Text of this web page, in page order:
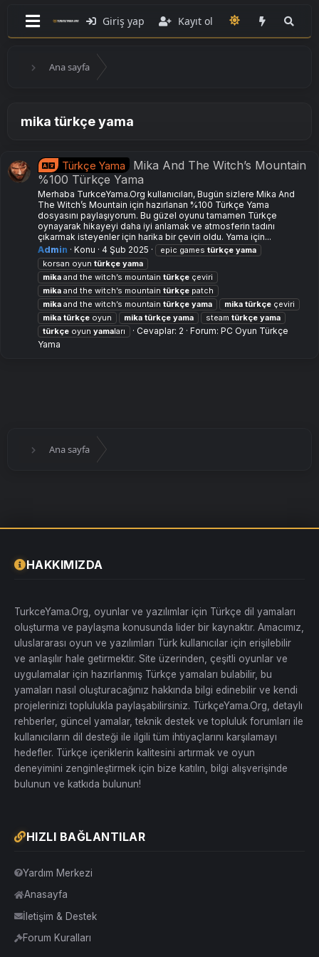
Giriş yap Kayıt ol
Ana sayfa
mika türkçe yama
Türkçe Yama
Mika And The Witch’s Mountain
%100 Türkçe Yama
Merhaba TurkceYama.Org kullanıcıları, Bugün sizlere Mika And
The Witch’s Mountain için hazırlanan %100 Türkçe Yama
dosyasını paylaşıyorum. Bu güzel oyunu tamamen Türkçe
oynayarak hikayeyi daha iyi anlamak ve atmosferin tadını
çıkarmak isteyenler için harika bir çeviri oldu. Yama için...
Admin
Konu 4 Şub 2025 epic games türkçe yama
korsan oyun türkçe yama
mika and the witch’s mountain türkçe çeviri
mika and the witch’s mountain türkçe patch
mika and the witch’s mountain türkçe yama mika türkçe çeviri
mika türkçe oyun mika türkçe yama steam türkçe yama
türkçe oyun yamaları Cevaplar: 2 Forum: PC Oyun Türkçe
Yama
Ana sayfa
HAKKIMIZDA
TurkceYama.Org, oyunlar ve yazılımlar için Türkçe dil yamaları
oluşturma ve paylaşma konusunda lider bir kaynaktır. Amacımız,
uluslararası oyun ve yazılımları Türk kullanıcılar için erişilebilir
ve anlaşılır hale getirmektir. Site üzerinden, çeşitli oyunlar ve
uygulamalar için hazırlanmış Türkçe yamaları bulabilir, bu
yamaları nasıl oluşturacağınız hakkında bilgi edinebilir ve kendi
projelerinizi toplulukla paylaşabilirsiniz. TürkçeYama.Org, detaylı
rehberler, güncel yamalar, teknik destek ve topluluk forumları ile
kullanıcıların dil desteği ile ilgili tüm ihtiyaçlarını karşılamayı
hedefler. Türkçe içeriklerin kalitesini artırmak ve oyun
deneyimini zenginleştirmek için bize katılın, bilgi alışverişinde
bulunun ve katkıda bulunun!
HIZLI BAĞLANTILAR
Yardım Merkezi
Anasayfa
İletişim & Destek
Forum Kuralları